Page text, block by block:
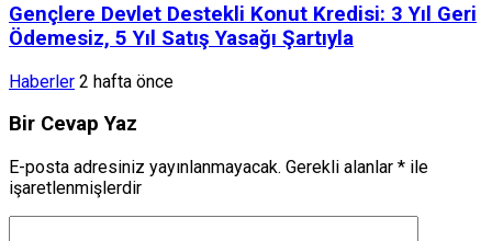
Gençlere Devlet Destekli Konut Kredisi: 3 Yıl Geri
Ödemesiz, 5 Yıl Satış Yasağı Şartıyla
Haberler 2 hafta önce
Bir Cevap Yaz
E-posta adresiniz yayınlanmayacak. Gerekli alanlar * ile
işaretlenmişlerdir